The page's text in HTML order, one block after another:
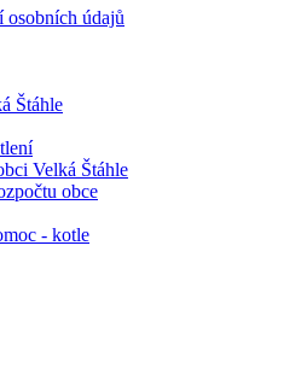
osobních údajů
Štáhle
Velká Štáhle
obce
- kotle